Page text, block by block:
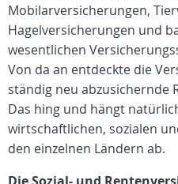
Mobilarversicherungen,
Hagelversicherungen und
wesentlichen
Von da an entdeckte die
ständig neu abzusichernde
Das hing und hängt
wirtschaftlichen, sozialen
den einzelnen Ländern ab.